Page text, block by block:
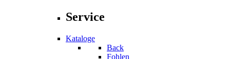
Service
Kataloge
Back
Fohlen